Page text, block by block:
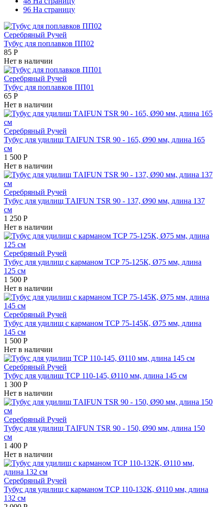
96 На страницу
Серебряный Ручей
Тубус для поплавков ПП02
85 Р
Нет в наличии
Серебряный Ручей
Тубус для поплавков ПП01
65 Р
Нет в наличии
Серебряный Ручей
Тубус для удилищ ТAIFUN TSR 90 - 165, Ø90 мм, длина 165
см
1 500 Р
Нет в наличии
Серебряный Ручей
Тубус для удилищ ТAIFUN TSR 90 - 137, Ø90 мм, длина 137
см
1 250 Р
Нет в наличии
Серебряный Ручей
Тубус для удилищ с карманом ТСР 75-125К, Ø75 мм, длина
125 см
1 500 Р
Нет в наличии
Серебряный Ручей
Тубус для удилищ с карманом ТСР 75-145К, Ø75 мм, длина
145 см
1 500 Р
Нет в наличии
Серебряный Ручей
Тубус для удилищ ТСР 110-145, Ø110 мм, длина 145 см
1 300 Р
Нет в наличии
Серебряный Ручей
Тубус для удилищ ТAIFUN TSR 90 - 150, Ø90 мм, длина 150
см
1 400 Р
Нет в наличии
Серебряный Ручей
Тубус для удилищ с карманом ТСР 110-132К, Ø110 мм, длина
132 см